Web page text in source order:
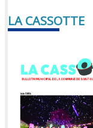
LA CASSOTTE